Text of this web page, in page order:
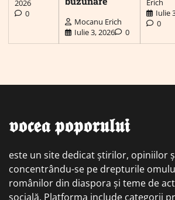
2026
0
Mocanu Erich
Iulie 3, 2026
0
Erich
Iulie
0
𝖛𝖔𝖈𝖊𝖆 𝖕𝖔𝖕𝖔𝖗𝖚𝖑𝖚𝖎
este un site dedicat știrilor, opiniilor
concentrându-se pe drepturile
românilor din diaspora și teme de
socială. Platforma include categorii